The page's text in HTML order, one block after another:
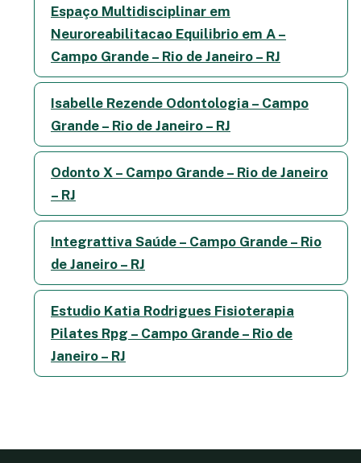
Espaço Multidisciplinar em
Neuroreabilitacao Equilibrio em A –
Campo Grande – Rio de Janeiro – RJ
Isabelle Rezende Odontologia – Campo
Grande – Rio de Janeiro – RJ
Odonto X – Campo Grande – Rio de Janeiro
– RJ
Integrattiva Saúde – Campo Grande – Rio
de Janeiro – RJ
Estudio Katia Rodrigues Fisioterapia
Pilates Rpg – Campo Grande – Rio de
Janeiro – RJ